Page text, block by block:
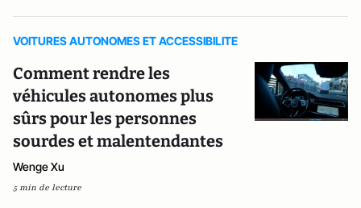
VOITURES AUTONOMES ET ACCESSIBILITE
Comment rendre les
véhicules autonomes plus
sûrs pour les personnes
sourdes et malentendantes
Wenge Xu
5 min de lecture